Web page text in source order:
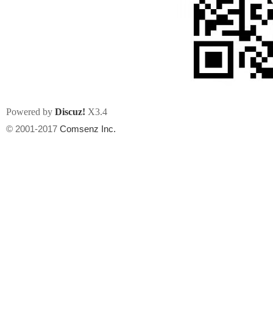
Powered by Discuz! X3.4
© 2001-2017 Comsenz Inc.